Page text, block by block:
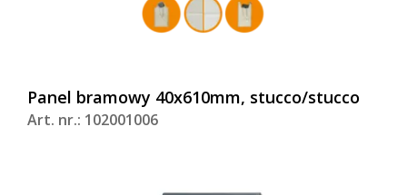
Panel bramowy 40x610mm, stucco/stucco
Art. nr.: 102001006